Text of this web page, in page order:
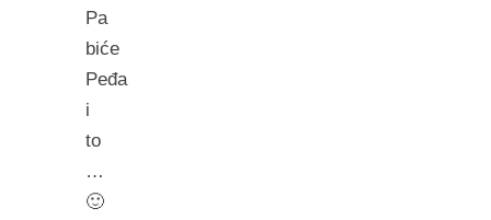
Pa
biće
Peđa
i
to
…
🙂